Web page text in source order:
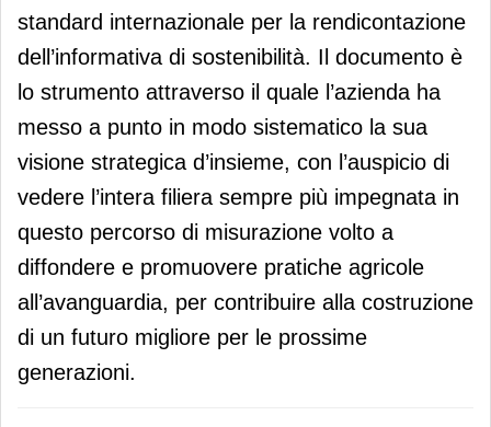
standard internazionale per la rendicontazione
dell’informativa di sostenibilità. Il documento è
lo strumento attraverso il quale l’azienda ha
messo a punto in modo sistematico la sua
visione strategica d’insieme, con l’auspicio di
vedere l’intera filiera sempre più impegnata in
questo percorso di misurazione volto a
diffondere e promuovere pratiche agricole
all’avanguardia, per contribuire alla costruzione
di un futuro migliore per le prossime
generazioni.